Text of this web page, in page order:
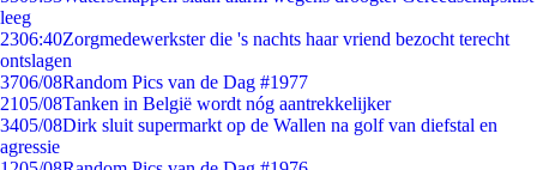
leeg
2306:40Zorgmedewerkster die 's nachts haar vriend bezocht terecht
ontslagen
3706/08Random Pics van de Dag #1977
2105/08Tanken in België wordt nóg aantrekkelijker
3405/08Dirk sluit supermarkt op de Wallen na golf van diefstal en
agressie